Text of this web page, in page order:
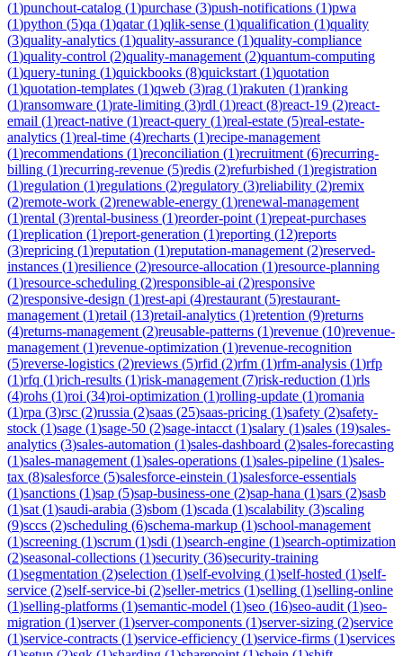
(1)punchout-catalog (1)purchase (3)push-notifications (1)pwa
(1)python (5)qa (1)qatar(1)qlik-sense (1)qualification (1)quality
(3)quality-analytics (1)quality-assurance (1)quality-compliance
(1)quality-control (2)quality-management (2)quantum-computing
(1)query-tuning (1)quickbooks (8)quickstart (1)quotation
(1)quotation-templates (1)qweb (3)rag (1)rakuten (1)ranking
(1)ransomware (1)rate-limiting (3)rdl (1)react (8)react-19 (2)react-
email (1)react-native (1)react-query (1)real-estate (5)real-estate-
analytics (1)real-time (4)recharts (1)recipe-management
(1)recommendations (1)reconciliation (1)recruitment (6)recurring-
billing (1)recurring-revenue (5)redis (2)refurbished (1)registration
(1)regulation (1)regulations (2)regulatory (3)reliability (2)remix
(2)remote-work (2)renewable-energy (1)renewal-management
(1)rental (3)rental-business (1)reorder-point (1)repeat-purchases
(1)replication (1)report-generation (1)reporting (12)reports
(3)repricing (1)reputation (1)reputation-management (2)reserved-
instances (1)resilience (2)resource-allocation (1)resource-planning
(1)resource-scheduling (2)responsible-ai (2)responsive
(2)responsive-design (1)rest-api (4)restaurant (5)restaurant-
management (1)retail (13)retail-analytics (1)retention (9)returns
(4)returns-management (2)reusable-patterns (1)revenue (10)revenue-
management (1)revenue-optimization (1)revenue-recognition
(5)reverse-logistics (2)reviews (5)rfid (2)rfm (1)rfm-analysis (1)rfp
(1)rfq (1)rich-results (1)risk-management (7)risk-reduction (1)rls
(4)rohs (1)roi (34)roi-optimization (1)rolling-update (1)romania
(1)rpa (3)rsc (2)russia (2)saas (25)saas-pricing (1)safety (2)safety-
stock (1)sage (1)sage-50 (2)sage-intacct (1)salary (1)sales (19)sales-
analytics (3)sales-automation (1)sales-dashboard (2)sales-forecasting
(1)sales-management (1)sales-operations (1)sales-pipeline (1)sales-
tax (8)salesforce (5)salesforce-einstein (1)salesforce-essentials
(1)sanctions (1)sap (5)sap-business-one (2)sap-hana (1)sars (2)sasb
(1)sat (1)saudi-arabia (3)sbom (1)scada (1)scalability (3)scaling
(9)sccs (2)scheduling (6)schema-markup (1)school-management
(1)screening (1)scrum (1)sdi (1)search-engine (1)search-optimization
(2)seasonal-collections (1)security (36)security-training
(1)segmentation (2)selection (1)self-evolving (1)self-hosted (1)self-
service (2)self-service-bi (2)seller-metrics (1)selling (1)selling-online
(1)selling-platforms (1)semantic-model (1)seo (16)seo-audit (1)seo-
migration (1)server(1)server-components (1)server-sizing (2)service
(1)service-contracts (1)service-efficiency (1)service-firms (1)services